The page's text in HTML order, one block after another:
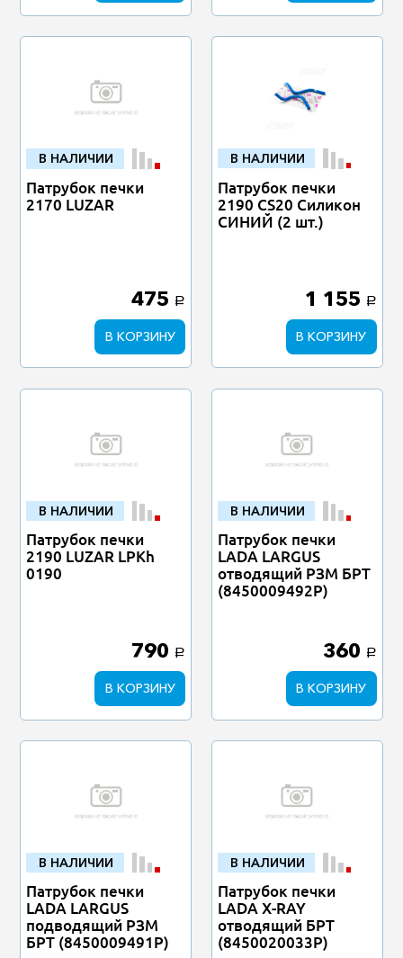
В НАЛИЧИИ
Патрубок печки
2170 LUZAR
475 a
В КОРЗИНУ
В НАЛИЧИИ
Патрубок печки
2190 CS20 Силикон
СИНИЙ (2 шт.)
1 155 a
В КОРЗИНУ
В НАЛИЧИИ
Патрубок печки
2190 LUZAR LPKh
0190
790 a
В КОРЗИНУ
В НАЛИЧИИ
Патрубок печки
LADA LARGUS
отводящий РЗМ БРТ
(8450009492Р)
360 a
В КОРЗИНУ
В НАЛИЧИИ
Патрубок печки
LADA LARGUS
подводящий РЗМ
БРТ (8450009491Р)
В НАЛИЧИИ
Патрубок печки
LADA X-RAY
отводящий БРТ
(8450020033Р)